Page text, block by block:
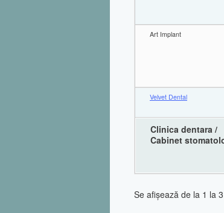
Clinica dentara /
Cabinet
Art Implant
Velvet Dental
Se afişează de la 1 la